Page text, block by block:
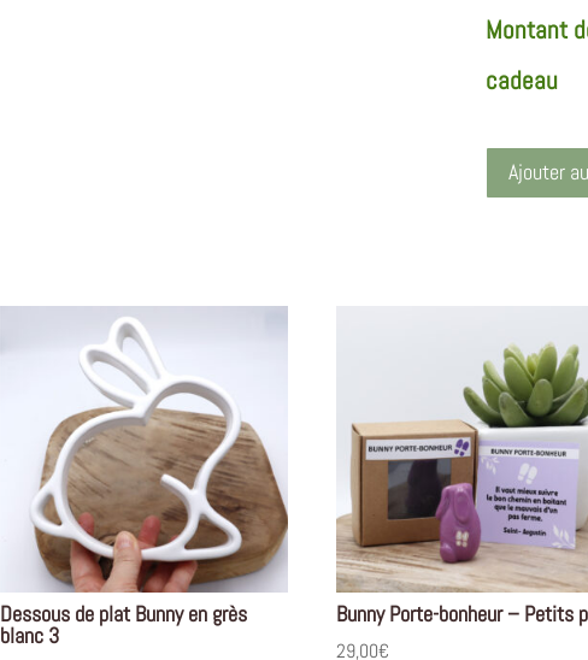
Montant
cadeau
Ajouter
Dessous de plat Bunny en grès
blanc 3
Bunny Porte-bonheur – Petits
29,00€